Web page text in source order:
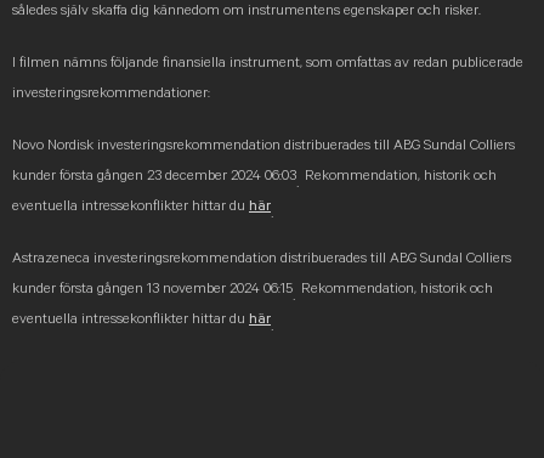
således själv skaffa dig kännedom om instrumentens egenskaper och risker.
I filmen nämns följande finansiella instrument, som omfattas av redan publicerade
investeringsrekommendationer:
Novo Nordisk investeringsrekommendation distribuerades till ABG Sundal Colliers
kunder första gången 23 december 2024 06:03. Rekommendation, historik och
eventuella intressekonflikter hittar du här.
Astrazeneca investeringsrekommendation distribuerades till ABG Sundal Colliers
kunder första gången 13 november 2024 06:15. Rekommendation, historik och
eventuella intressekonflikter hittar du här.